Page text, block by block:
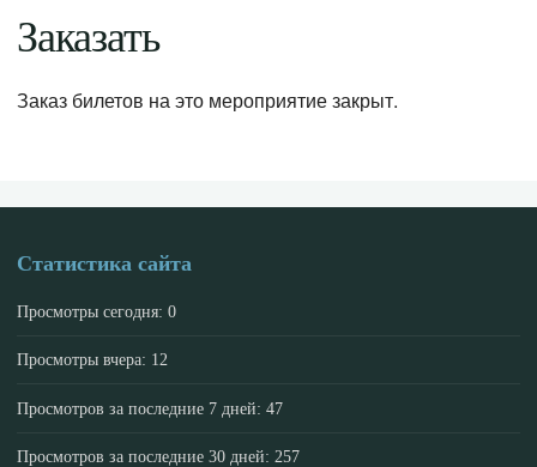
Заказать
Заказ билетов на это мероприятие закрыт.
Статистика сайта
Просмотры сегодня:0
Просмотры вчера: 12
Просмотров за последние 7 дней:47
Просмотров за последние 30 дней: 257